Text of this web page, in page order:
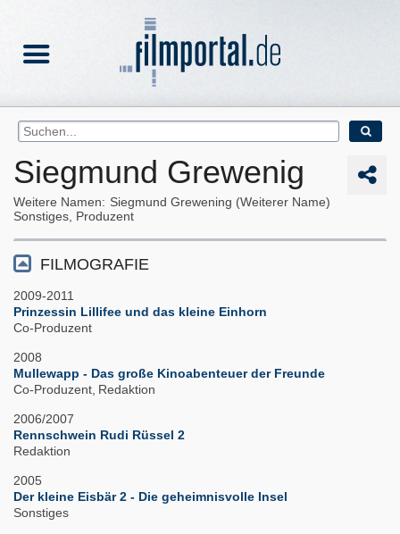
Siegmund Grewenig
Weitere Namen
Siegmund Grewening (Weiterer Name)
Sonstiges, Produzent
FILMOGRAFIE
2009-2011
Prinzessin Lillifee und das kleine Einhorn
Co-Produzent
2008
Mullewapp - Das große Kinoabenteuer der Freunde
Co-Produzent Redaktion
2006/2007
Rennschwein Rudi Rüssel 2
Redaktion
2005
Der kleine Eisbär 2 - Die geheimnisvolle Insel
Sonstiges